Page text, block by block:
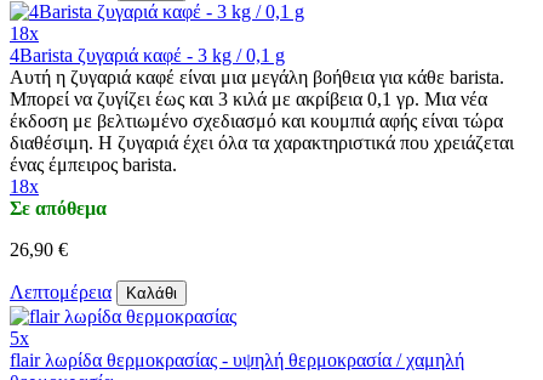
18x
4Barista ζυγαριά καφέ - 3 kg / 0,1 g
Αυτή η ζυγαριά καφέ είναι μια μεγάλη βοήθεια για κάθε barista.
Μπορεί να ζυγίζει έως και 3 κιλά με ακρίβεια 0,1 γρ. Μια νέα
έκδοση με βελτιωμένο σχεδιασμό και κουμπιά αφής είναι τώρα
διαθέσιμη. Η ζυγαριά έχει όλα τα χαρακτηριστικά που χρειάζεται
ένας έμπειρος barista.
18x
Σε απόθεμα
26,90 €
Λεπτομέρεια Καλάθι
5x
flair λωρίδα θερμοκρασίας - υψηλή θερμοκρασία / χαμηλή